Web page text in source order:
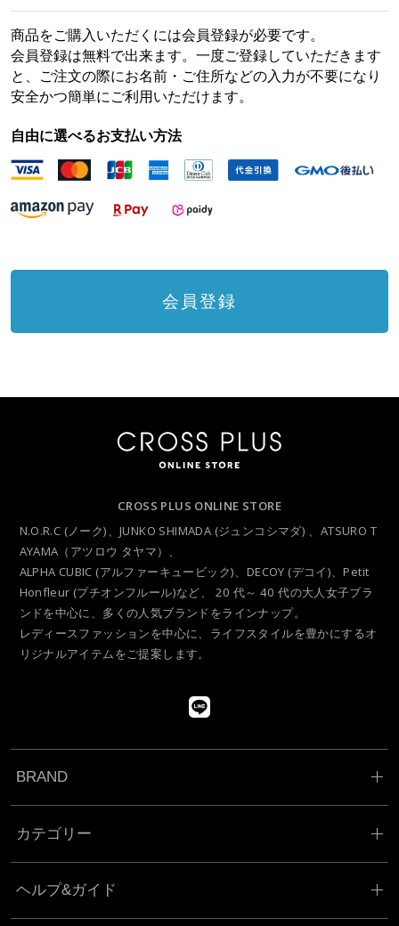
商品をご購入いただくには会員登録が必要です。
会員登録は無料で出来ます。一度ご登録していただきます
と、ご注文の際にお名前・ご住所などの入力が不要になり
安全かつ簡単にご利用いただけます。
自由に選べるお支払い方法
会員登録
CROSS PLUS ONLINE STORE
N.O.R.C (ノーク)、JUNKO SHIMADA (ジュンコシマダ) 、ATSURO T
AYAMA（アツロウ タヤマ）、
ALPHA CUBIC (アルファーキュービック)、DECOY (デコイ)、Petit
Honfleur (プチオンフルール)など、 20 代～ 40 代の大人女子ブラ
ンドを中心に、多くの人気ブランドをラインナップ。
レディースファッションを中心に、ライフスタイルを豊かにするオ
リジナルアイテムをご提案します。
BRAND
カテゴリー
ヘルプ&ガイド